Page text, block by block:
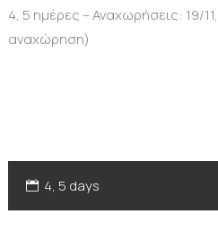
4, 5 ημέρες – Αναχωρήσεις: 19/
αναχώρηση)
4, 5 days